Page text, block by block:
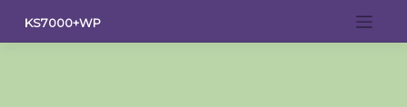
contenido
KS7000+WP